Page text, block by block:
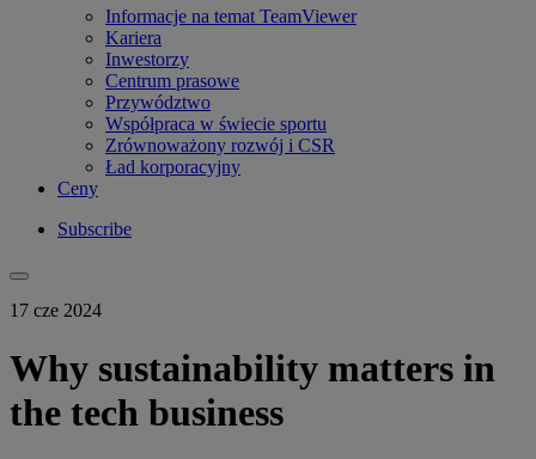
Informacje na temat TeamViewer
Kariera
Inwestorzy
Centrum prasowe
Przywództwo
Współpraca w świecie sportu
Zrównoważony rozwój i CSR
Ład korporacyjny
Ceny
Subscribe
17 cze 2024
Why sustainability matters in
the tech business